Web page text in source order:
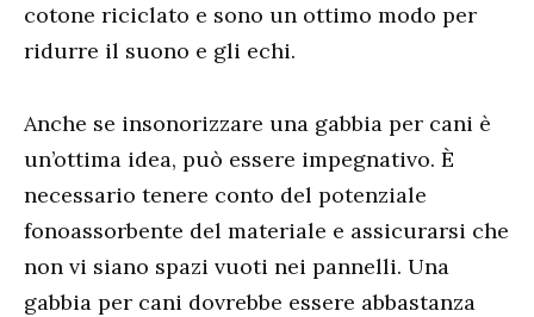
cotone riciclato e sono un ottimo modo per
ridurre il suono e gli echi.
Anche se insonorizzare una gabbia per cani è
un’ottima idea, può essere impegnativo. È
necessario tenere conto del potenziale
fonoassorbente del materiale e assicurarsi che
non vi siano spazi vuoti nei pannelli. Una
gabbia per cani dovrebbe essere abbastanza